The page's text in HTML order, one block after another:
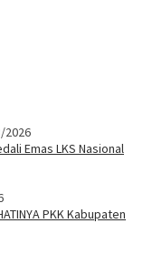
2026
Emas LKS Nasional
PKK Kabupaten